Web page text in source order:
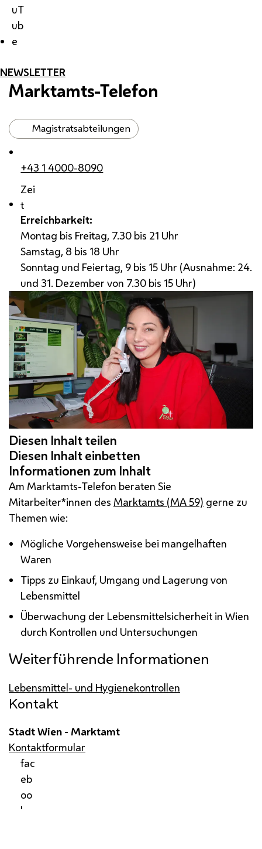
uT
ub
e
NEWSLETTER
Marktamts-Telefon
Magistratsabteilungen
+43 1 4000-8090
Zei
t
Erreichbarkeit:
Montag bis Freitag, 7.30 bis 21 Uhr
Samstag, 8 bis 18 Uhr
Sonntag und Feiertag, 9 bis 15 Uhr (Ausnahme: 24.
und 31. Dezember von 7.30 bis 15 Uhr)
Am Marktamts-Telefon beraten Sie
Mitarbeiter*innen des Marktamts (MA59) gerne zu
Themen wie:
Mögliche Vorgehensweise bei mangelhaften
Waren
Tipps zu Einkauf, Umgang und Lagerung von
Lebensmittel
Überwachung der Lebensmittelsicherheit in Wien
durch Kontrollen und Untersuchungen
Weiterführende Informationen
Lebensmittel- und Hygienekontrollen
Kontakt
Stadt Wien - Marktamt
Kontaktformular
fac
eb
oo
k